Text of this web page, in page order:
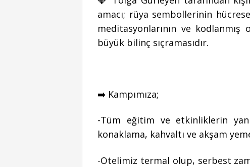
amacı; rüya sembollerinin
meditasyonlarının ve
büyük bilinç sıçramasıdır.
➡️ Kampımıza;
-Tüm eğitim ve etkinliklerin
konaklama, kahvaltı ve akşam
-Otelimiz termal olup, serbest